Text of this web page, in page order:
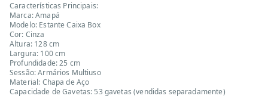
Características Principais:
Marca: Amapá
Modelo: Estante Caixa Box
Cor: Cinza
Altura: 128 cm
Largura: 100 cm
Profundidade: 25 cm
Sessão: Armários Multiuso
Material: Chapa de Aço
Capacidade de Gavetas: 53 gavetas (vendidas separadamente)